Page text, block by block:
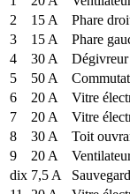
2
15 A
Phare
3
15 A
Phare
4
30 A
Dégivreur
5
50 A
6
20 A
Vitre
7
20 A
Vitre
8
30 A
Toit
9
20 A
dix 7,5 A